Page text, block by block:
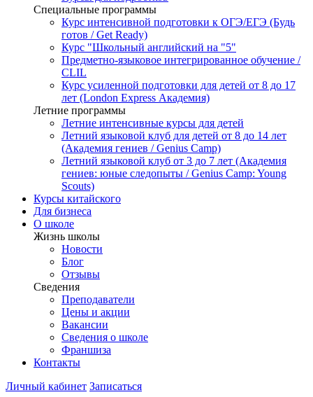
Специальные программы
Курс интенсивной подготовки к ОГЭ/ЕГЭ (Будь
готов / Get Ready)
Курс "Школьный английский на "5"
Предметно-языковое интегрированное обучение /
CLIL
Курс усиленной подготовки для детей от 8 до 17
лет (London Express Академия)
Летние программы
Летние интенсивные курсы для детей
Летний языковой клуб для детей от 8 до 14 лет
(Академия гениев / Genius Camp)
Летний языковой клуб от 3 до 7 лет (Академия
гениев: юные следопыты / Genius Camp: Young
Scouts)
Курсы китайского
Для бизнеса
О школе
Жизнь школы
Новости
Блог
Отзывы
Сведения
Преподаватели
Цены и акции
Вакансии
Сведения о школе
Франшиза
Контакты
Личный кабинет Записаться